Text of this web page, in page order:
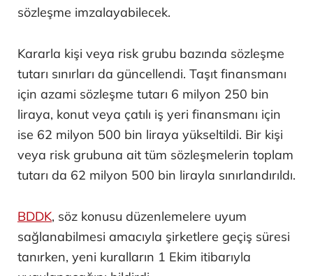
sözleşme imzalayabilecek.
Kararla kişi veya risk grubu bazında sözleşme
tutarı sınırları da güncellendi. Taşıt finansmanı
için azami sözleşme tutarı 6 milyon 250 bin
liraya, konut veya çatılı iş yeri finansmanı için
ise 62 milyon 500 bin liraya yükseltildi. Bir kişi
veya risk grubuna ait tüm sözleşmelerin toplam
tutarı da 62 milyon 500 bin lirayla sınırlandırıldı.
BDDK, söz konusu düzenlemelere uyum
sağlanabilmesi amacıyla şirketlere geçiş süresi
tanırken, yeni kuralların 1 Ekim itibarıyla